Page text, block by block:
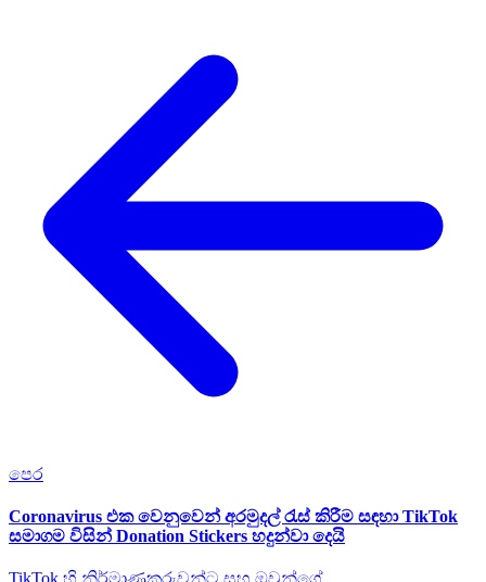
පෙර
Coronavirus එක වෙනුවෙන් අරමුදල් රැස් කිරීම සඳහා TikTok
සමාගම විසින් Donation Stickers හදුන්වා දෙයි